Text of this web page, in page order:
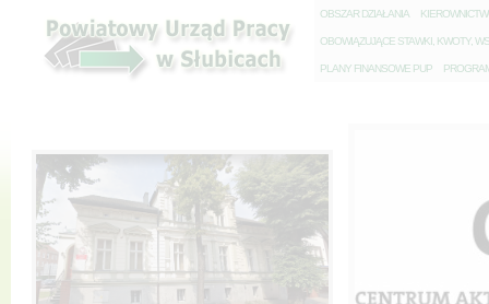
OBSZAR DZIAŁANIA K
OBOWIĄZUJĄCE STAWKI, KWOTY,
PLANY FINANSOWE PUP P